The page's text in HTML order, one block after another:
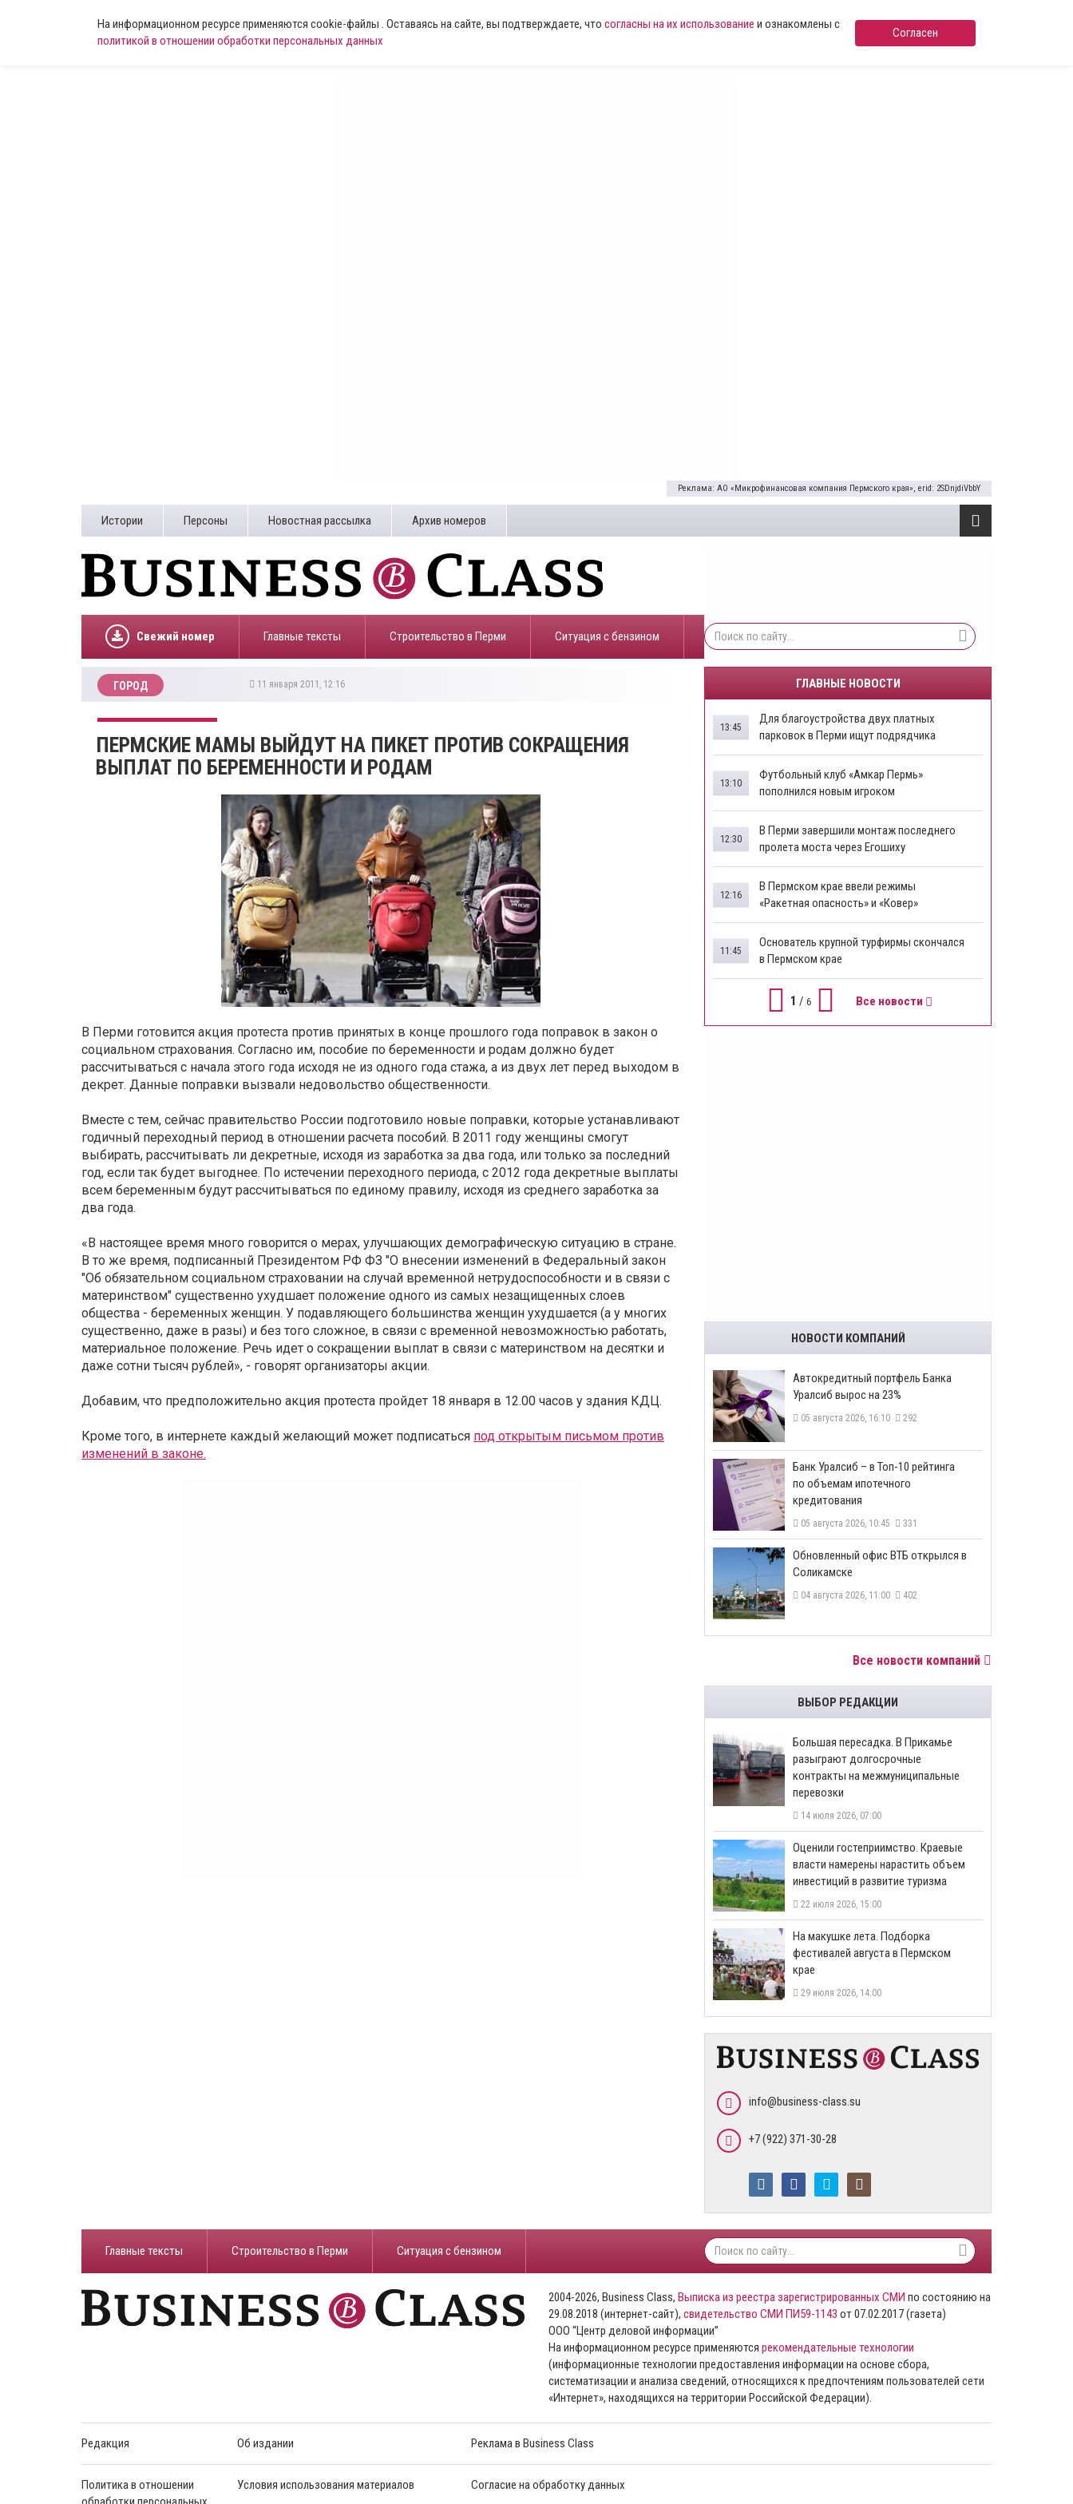
На информационном ресурсе применяются cookie-файлы . Оставаясь на сайте, вы подтверждаете, что согласны на их использование и ознакомлены с
политикой в отношении обработки персональных данных
Согласен
Реклама: АО «Микрофинансовая компания Пермского края», erid: 2SDnjdiVbbY
Истории Персоны Новостная рассылка Архив номеров
Свежий номер Главные тексты Строительство в Перми ​Ситуация с бензином
ГОРОД 11 января 2011, 12:16
ПЕРМСКИЕ МАМЫ ВЫЙДУТ НА ПИКЕТ ПРОТИВ СОКРАЩЕНИЯ
ВЫПЛАТ ПО БЕРЕМЕННОСТИ И РОДАМ
В Перми готовится акция протеста против принятых в конце прошлого года поправок в закон о
социальном страхования. Согласно им, пособие по беременности и родам должно будет
рассчитываться с начала этого года исходя не из одного года стажа, а из двух лет перед выходом в
декрет. Данные поправки вызвали недовольство общественности.
Вместе с тем, сейчас правительство России подготовило новые поправки, которые устанавливают
годичный переходный период в отношении расчета пособий. В 2011 году женщины смогут
выбирать, рассчитывать ли декретные, исходя из заработка за два года, или только за последний
год, если так будет выгоднее. По истечении переходного периода, с 2012 года декретные выплаты
всем беременным будут рассчитываться по единому правилу, исходя из среднего заработка за
два года.
«В настоящее время много говорится о мерах, улучшающих демографическую ситуацию в стране.
В то же время, подписанный Президентом РФ ФЗ "О внесении изменений в Федеральный закон
"Об обязательном социальном страховании на случай временной нетрудоспособности и в связи с
материнством" существенно ухудшает положение одного из самых незащищенных слоев
общества - беременных женщин. У подавляющего большинства женщин ухудшается (а у многих
существенно, даже в разы) и без того сложное, в связи с временной невозможностью работать,
материальное положение. Речь идет о сокращении выплат в связи с материнством на десятки и
даже сотни тысяч рублей», - говорят организаторы акции.
Добавим, что предположительно акция протеста пройдет 18 января в 12.00 часов у здания КДЦ.
Кроме того, в интернете каждый желающий может подписаться под открытым письмом против
изменений в законе.
ГЛАВНЫЕ НОВОСТИ
Для благоустройства двух платных
парковок в Перми ищут подрядчика
13:45
Футбольный клуб «Амкар Пермь»
пополнился новым игроком
13:10
В Перми завершили монтаж последнего
пролета моста через Егошиху
12:30
В Пермском крае ввели режимы
«Ракетная опасность» и «Ковер»
12:16
Основатель крупной турфирмы скончался
в Пермском крае
11:45
1 / 6 Все новости
НОВОСТИ КОМПАНИЙ
​Автокредитный портфель Банка
Уралсиб вырос на 23%
05 августа 2026, 16:10 292
​Банк Уралсиб – в Топ-10 рейтинга
по объемам ипотечного
кредитования
05 августа 2026, 10:45 331
​Обновленный офис ВТБ открылся в
Соликамске
04 августа 2026, 11:00 402
Все новости компаний
ВЫБОР РЕДАКЦИИ
Большая пересадка. В Прикамье
разыграют долгосрочные
контракты на межмуниципальные
перевозки
14 июля 2026, 07:00
Оценили гостеприимство. Краевые
власти намерены нарастить объем
инвестиций в развитие туризма
22 июля 2026, 15:00
На макушке лета. Подборка
фестивалей августа в Пермском
крае
29 июля 2026, 14:00
info@business-class.su
+7 (922) 371-30-28
Главные тексты Строительство в Перми ​Ситуация с бензином
2004-2026, Business Class, Выписка из реестра зарегистрированных СМИ по состоянию на
29.08.2018 (интернет-сайт), свидетельство СМИ ПИ59-1143 от 07.02.2017 (газета)
ООО “Центр деловой информации”
На информационном ресурсе применяются рекомендательные технологии
(информационные технологии предоставления информации на основе сбора,
систематизации и анализа сведений, относящихся к предпочтениям пользователей сети
«Интернет», находящихся на территории Российской Федерации).
Редакция Об издании Реклама в Business Class
Политика в отношении
Условия использования материалов Согласие на обработку данных